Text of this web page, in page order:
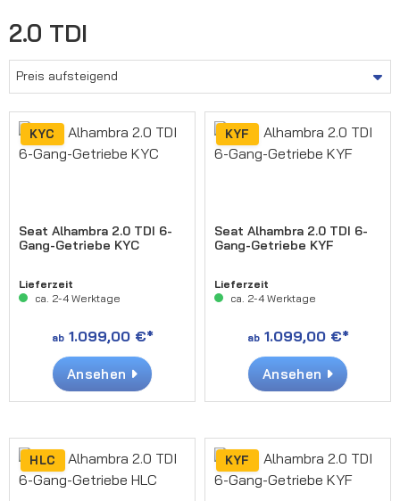
2.0 TDI
KYC
Seat Alhambra 2.0 TDI 6-
Gang-Getriebe KYC
Lieferzeit
ca. 2-4 Werktage
ab1.099,00 €*
Ansehen
KYF
Seat Alhambra 2.0 TDI 6-
Gang-Getriebe KYF
Lieferzeit
ca. 2-4 Werktage
ab1.099,00 €*
Ansehen
HLC KYF